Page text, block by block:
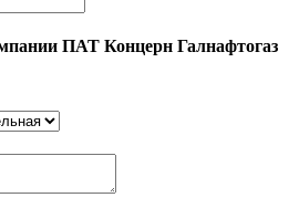
ПАТ Концерн Галнафтогаз